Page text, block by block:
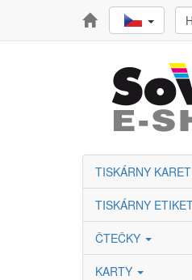
TISKÁRNY KARET
TISKÁRNY
ČTEČKY
KARTY